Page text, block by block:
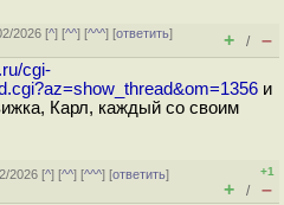
2026 [^] [^^] [^^^] [ответить]
+ / –
cgi-
и
Карл, каждый со своим
2026 [^] [^^] [^^^] [ответить]
+1
+ / –